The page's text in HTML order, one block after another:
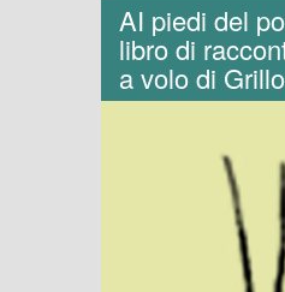
AI piedi del
libro di
a volo di